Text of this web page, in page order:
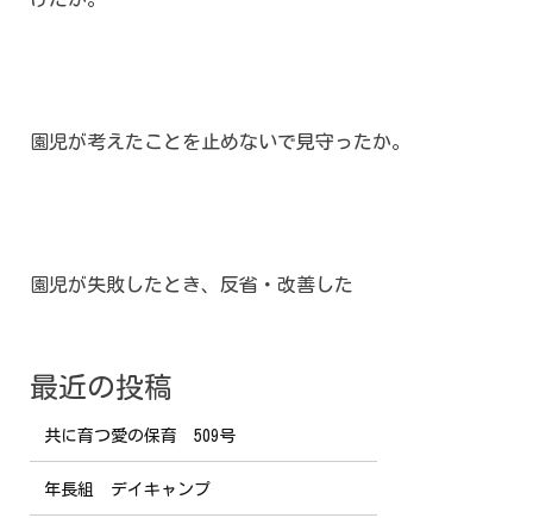
園児が考えたことを止めないで見守ったか。
園児が失敗したとき、反省・改善した
最近の投稿
共に育つ愛の保育 509号
年長組 デイキャンプ